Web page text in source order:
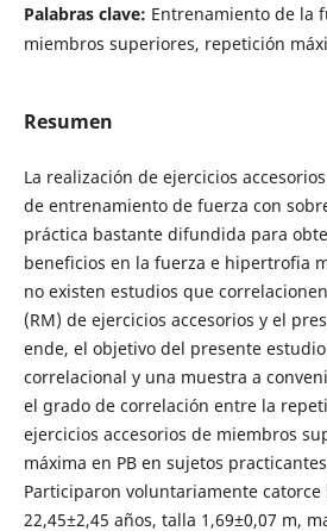
Palabras clave: Entrenamiento de la
miembros superiores, repetición
Resumen
La realización de ejercicios
de entrenamiento de fuerza con
práctica bastante difundida para
beneficios en la fuerza e hipertrofia
no existen estudios que
(RM) de ejercicios accesorios y el
ende, el objetivo del presente
correlacional y una muestra a
el grado de correlación entre la
ejercicios accesorios de miembros
máxima en PB en sujetos
Participaron voluntariamente catorce
22,45±2,45 años, talla 1,69±0,07 m,